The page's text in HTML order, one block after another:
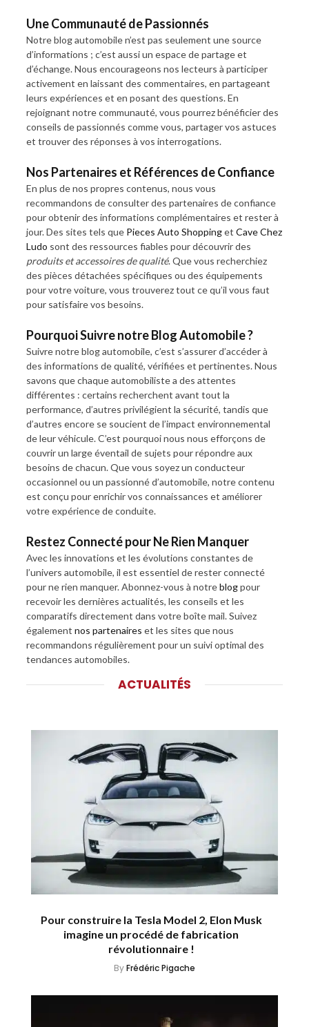
Une Communauté de Passionnés
Notre blog automobile n’est pas seulement une source
d’informations ; c’est aussi un espace de partage et
d’échange. Nous encourageons nos lecteurs à participer
activement en laissant des commentaires, en partageant
leurs expériences et en posant des questions. En
rejoignant notre communauté, vous pourrez bénéficier des
conseils de passionnés comme vous, partager vos astuces
et trouver des réponses à vos interrogations.
Nos Partenaires et Références de Confiance
En plus de nos propres contenus, nous vous
recommandons de consulter des partenaires de confiance
pour obtenir des informations complémentaires et rester à
jour. Des sites tels que Pieces Auto Shoppinget Cave Chez
Ludo sont des ressources fiables pour découvrir des
produits et accessoires de qualité. Que vous recherchiez
des pièces détachées spécifiques ou des équipements
pour votre voiture, vous trouverez tout ce qu’il vous faut
pour satisfaire vos besoins.
Pourquoi Suivre notre Blog Automobile ?
Suivre notre blog automobile, c’est s’assurer d’accéder à
des informations de qualité, vérifiées et pertinentes. Nous
savons que chaque automobiliste a des attentes
différentes : certains recherchent avant tout la
performance, d’autres privilégient la sécurité, tandis que
d’autres encore se soucient de l’impact environnemental
de leur véhicule. C’est pourquoi nous nous efforçons de
couvrir un large éventail de sujets pour répondre aux
besoins de chacun. Que vous soyez un conducteur
occasionnel ou un passionné d’automobile, notre contenu
est conçu pour enrichir vos connaissances et améliorer
votre expérience de conduite.
Restez Connecté pour Ne Rien Manquer
Avec les innovations et les évolutions constantes de
l’univers automobile, il est essentiel de rester connecté
pour ne rien manquer. Abonnez-vous à notreblogpour
recevoir les dernières actualités, les conseils et les
comparatifs directement dans votre boîte mail. Suivez
également nos partenaires et les sites que nous
recommandons régulièrement pour un suivi optimal des
tendances automobiles.
ACTUALITÉS
Pour construire la Tesla Model 2, Elon Musk
imagine un procédé de fabrication
révolutionnaire !
ByFrédéric Pigache